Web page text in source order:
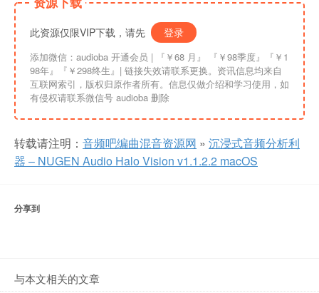
此资源仅限VIP下载，请先 登录
添加微信：audioba 开通会员 | 『￥68 月』 『￥98季度』『￥1
98年』『￥298终生』| 链接失效请联系更换。资讯信息均来自
互联网索引，版权归原作者所有。信息仅做介绍和学习使用，如
有侵权请联系微信号 audioba 删除
转载请注明： 音频吧编曲混音资源网 » 沉浸式音频分析利
器 – NUGEN Audio Halo Vision v1.1.2.2 macOS
分享到
与本文相关的文章